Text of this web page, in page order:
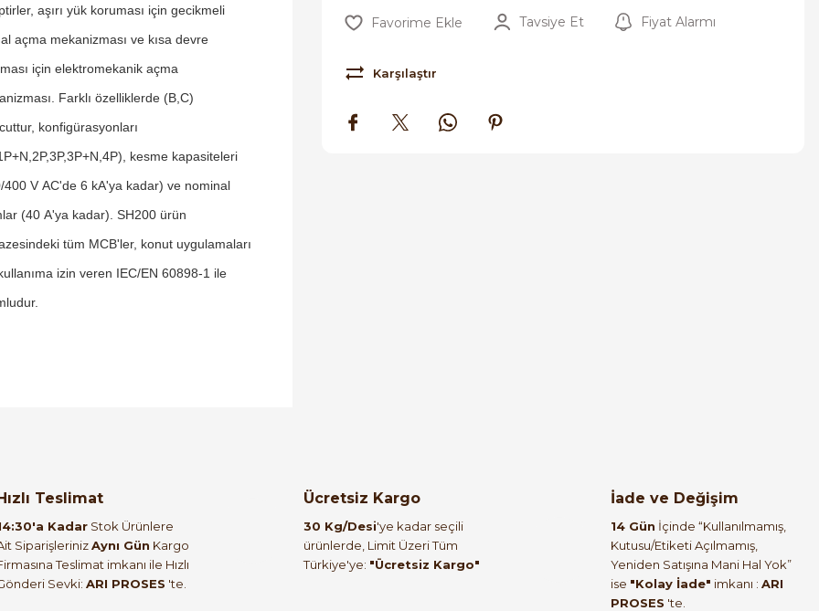
aşırı yük koruması için gecikmeli
açma mekanizması ve kısa devre
için elektromekanik açma
Farklı özelliklerde (B,C)
konfigürasyonları
kesme kapasiteleri
400 V AC'de 6 kA'ya kadar) ve nominal
(40 A'ya kadar). SH200 ürün
tüm MCB'ler, konut uygulamaları
izin veren IEC/EN 60898-1 ile
Tavsiye Et Fiyat Alarmı
Karşılaştır
Teslimat
Kadar Stok Ürünlere
SiparişlerinizAynı Gün Kargo
Teslimat imkanı ile Hızlı
Sevki: ARI PROSES 'te.
Ücretsiz Kargo
30 Kg/Desi'ye kadar seçili
ürünlerde, Limit Üzeri Tüm
Türkiye'ye: "Ücretsiz Kargo"
İade ve Değişim
14 Gün İçinde “Kullanılmamış,
Kutusu/Etiketi Açılmamış,
Yeniden Satışına Mani Hal Yok”
ise "Kolay İade" imkanı : ARI
PROSES 'te.